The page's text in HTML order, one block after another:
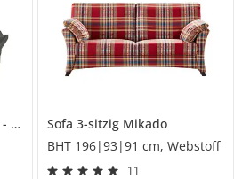
1926
Sofa 3-sitzig Mikado
BHT 196|93|91 cm, Webstoff
11